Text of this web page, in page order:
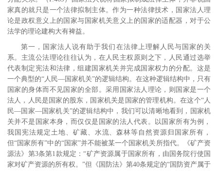
家真的就只是一个法律拟制主体。作为一种法律技术，国家法人理
论是政权意义上的国家与国家机关意义上的国家的适配器，对于公
法学的理论建构大有裨益。
第一，国家法人说有助于我们在法律上理解人民与国家的关
系。主流公法理论往往认为，在人民主权原则之下，人民通过选举
代表制定宪法和法律，组建国家机关并完成国家权力的分配。这是
一个典型的“人民―国家机关”的逻辑结构。在这种逻辑结构中，只有
国家的身体而不见国家的全部。采用国家法人理论，则国家是一个
法人，人民是国家的股东，国家机关是国家的管理机构。在这个“人
民―国家―国家机关”的逻辑结构中，我们可以清晰地看到，国家机
关并不是国家本身，而仅仅是国家的法人代表。以国家所有为例，
我国宪法规定土地、矿藏、水流、森林等自然资源归国家所有，
但“国家所有”中的“国家”并不能被某一个国家机关所指代。《矿产资
源法》第3条第1款规定：“矿产资源属于国家所有，由国务院行使国
家对矿产资源的所有权。”但《国防法》第40条规定的“国防资产属于